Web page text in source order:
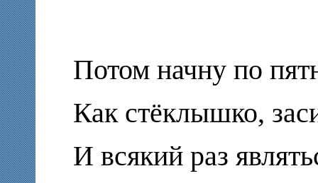
Потом начну по
Как стёклышко,
И всякий раз